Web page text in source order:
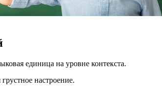
единица на уровне контекста.
настроение.